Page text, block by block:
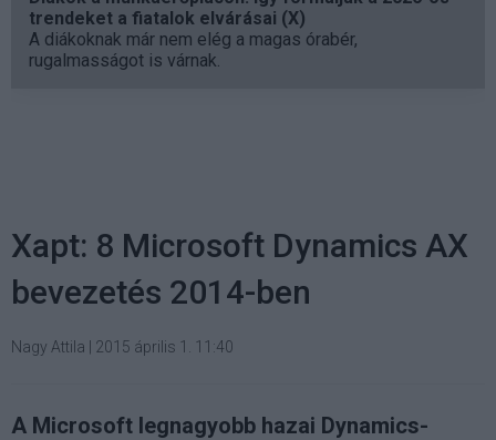
trendeket a fiatalok elvárásai (X)
A diákoknak már nem elég a magas órabér,
rugalmasságot is várnak.
Xapt: 8 Microsoft Dynamics AX
bevezetés 2014-ben
Nagy Attila 2015 április 1. 11:40
A Microsoft legnagyobb hazai Dynamics-